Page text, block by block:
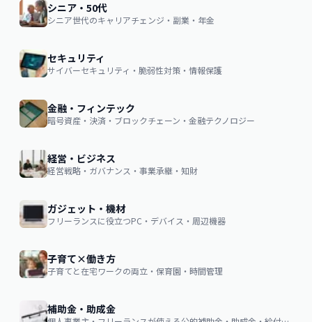
シニア・50代
シニア世代のキャリアチェンジ・副業・年金
セキュリティ
サイバーセキュリティ・脆弱性対策・情報保護
金融・フィンテック
暗号資産・決済・ブロックチェーン・金融テクノロジー
経営・ビジネス
経営戦略・ガバナンス・事業承継・知財
ガジェット・機材
フリーランスに役立つPC・デバイス・周辺機器
子育て×働き方
子育てと在宅ワークの両立・保育園・時間管理
補助金・助成金